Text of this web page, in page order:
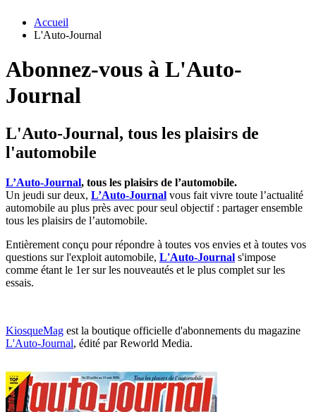
Accueil
L'Auto-Journal
Abonnez-vous à L'Auto-
Journal
L'Auto-Journal, tous les plaisirs de
l'automobile
L’Auto-Journal, tous les plaisirs de l’automobile.
Un jeudi sur deux, L’Auto-Journal vous fait vivre toute l’actualité
automobile au plus près avec pour seul objectif : partager ensemble
tous les plaisirs de l’automobile.
Entièrement conçu pour répondre à toutes vos envies et à toutes vos
questions sur l'exploit automobile, L'Auto-Journal s'impose
comme étant le 1er sur les nouveautés et le plus complet sur les
essais.
KiosqueMag est la boutique officielle d'abonnements du magazine
L'Auto-Journal, édité par Reworld Media.